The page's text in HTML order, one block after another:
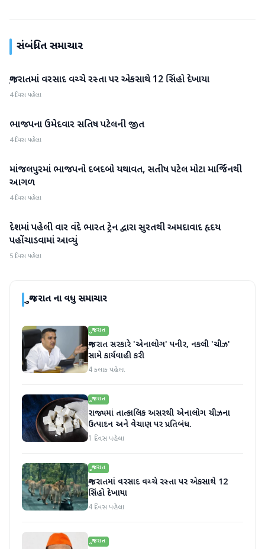
સંબંધિત સમાચાર
ગુજરાત
ગુજરાતમાં વરસાદ વચ્ચે રસ્તા પર એકસાથે 12 સિંહો દેખાયા
4 દિવસ પહેલા
ગુજરાત
ભાજપના ઉમેદવાર સતિષ પટેલની જીત
4 દિવસ પહેલા
ગુજરાત
માંજલપુરમાં ભાજપનો દબદબો યથાવત, સતીષ પટેલ મોટા માર્જિનથી
આગળ
4 દિવસ પહેલા
ગુજરાત
દેશમાં પહેલી વાર વંદે ભારત ટ્રેન દ્વારા સુરતથી અમદાવાદ હૃદય
પહોંચાડવામાં આવ્યું
5 દિવસ પહેલા
ગુજરાતના વધુ સમાચાર
ગુજરાત
ગુજરાત સરકારે 'એનાલોગ' પનીર, નકલી 'ચીઝ'
સામે કાર્યવાહી કરી
4 કલાક પહેલા
ગુજરાત
રાજ્યમાં તાત્કાલિક અસરથી એનાલોગ ચીઝના
ઉત્પાદન અને વેચાણ પર પ્રતિબંધ.
1 દિવસ પહેલા
ગુજરાત
ગુજરાતમાં વરસાદ વચ્ચે રસ્તા પર એકસાથે 12
સિંહો દેખાયા
4 દિવસ પહેલા
ગુજરાત